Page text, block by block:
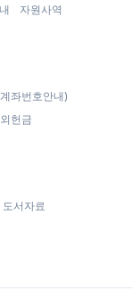
자원사역
좌번호안내)
헌금
도서자료